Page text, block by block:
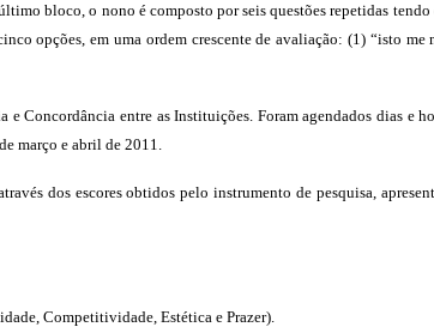
bloco, o nono é composto por seis questões repetidas
opções, em uma ordem crescente de avaliação: (1) “isto
Concordância entre as Instituições. Foram agendados dias e
março e abril de 2011.
dos escores obtidos pelo instrumento de pesquisa,
Competitividade, Estética e Prazer).